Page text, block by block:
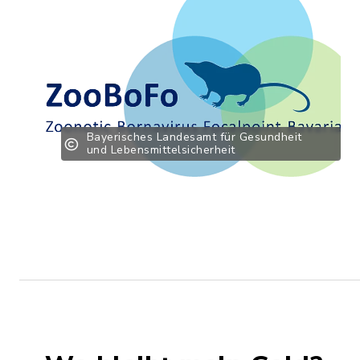
Bayerisches Landesamt für Gesundheit
und Lebensmittelsicherheit